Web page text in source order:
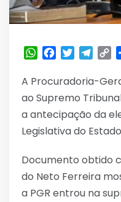
WhatsApp
Facebook
Twitter
A Procuradoria-
ao Supremo
a antecipação da
Legislativa do
Documento obtido
do Neto Ferreira
a PGR entrou na